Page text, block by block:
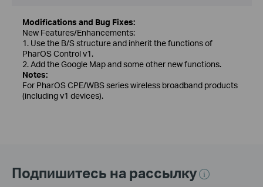
Modifications and Bug Fixes:
New Features/Enhancements:
1. Use the B/S structure and inherit the functions of
PharOS Control v1.
2. Add the Google Map and some other new functions.
Notes:
For PharOS CPE/WBS series wireless broadband products
(including v1 devices).
Подпишитесь на рассылку